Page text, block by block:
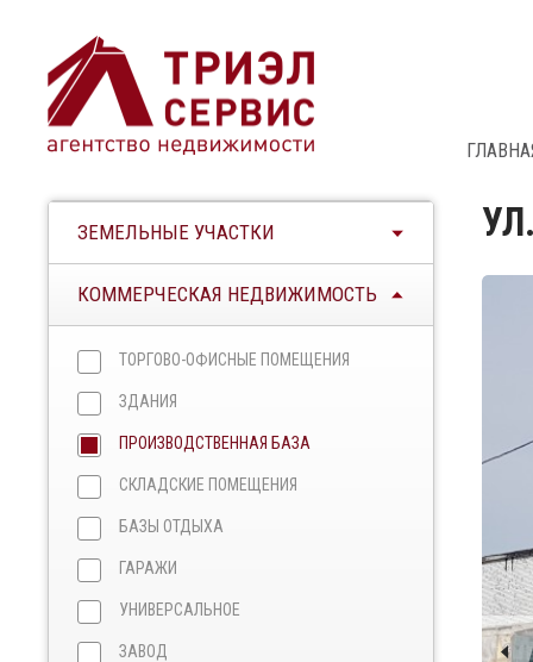
ЗЕМЕЛЬНЫЕ УЧАСТКИ
КОММЕРЧЕСКАЯ НЕДВИЖИМОСТЬ
ТОРГОВО-ОФИСНЫЕ ПОМЕЩЕНИЯ
ЗДАНИЯ
ПРОИЗВОДСТВЕННАЯ БАЗА
СКЛАДСКИЕ ПОМЕЩЕНИЯ
БАЗЫ ОТДЫХА
ГАРАЖИ
УНИВЕРСАЛЬНОЕ
ЗАВОД